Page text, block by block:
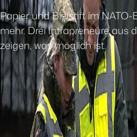
Papier und Bleistift im NATO-
mehr. Drei Intrapreneure aus
zeigen, was möglich ist.